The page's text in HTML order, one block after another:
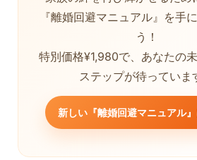
『離婚回避マニュアル』を手
う！
特別価格¥1,980で、あなたの
ステップが待っていま
新しい『離婚回避マニュアル